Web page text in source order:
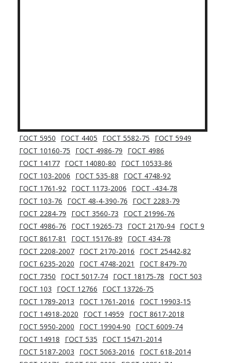
ГОСТ 5950 ГОСТ 4405 ГОСТ 5582-75
ГОСТ 5949
ГОСТ 10160-75
ГОСТ 4986-79
ГОСТ 4986
ГОСТ 14177 ГОСТ 14080-80
ГОСТ 10533-86
ГОСТ 103-2006
ГОСТ 535-88
ГОСТ 4748-92
ГОСТ 1761-92 ГОСТ 1173-2006
ГОСТ -434-78
ГОСТ 103-76
ГОСТ 48-4-390-76
ГОСТ 2283-79
ГОСТ 2284-79
ГОСТ 3560-73
ГОСТ 21996-76
ГОСТ 4986-76
ГОСТ 19265-73 ГОСТ 2170-94 ГОСТ 9
ГОСТ 8617-81
ГОСТ 15176-89
ГОСТ 434-78
ГОСТ 2208-2007 ГОСТ 2170-2016
ГОСТ 25442-82
ГОСТ 6235-2020
ГОСТ 4748-2021
ГОСТ 8479-70
ГОСТ 7350
ГОСТ 5017-74 ГОСТ 18175-78
ГОСТ 503
ГОСТ 103
ГОСТ 12766
ГОСТ 13726-75
ГОСТ 1789-2013
ГОСТ 1761-2016
ГОСТ 19903-15
ГОСТ 14918-2020
ГОСТ 14959
ГОСТ 8617-2018
ГОСТ 5950-2000
ГОСТ 19904-90
ГОСТ 6009-74
ГОСТ 14918
ГОСТ 535
ГОСТ 15471-2014
ГОСТ 5187-2003
ГОСТ 5063-2016
ГОСТ 618-2014